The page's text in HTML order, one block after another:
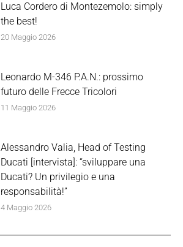
Luca Cordero di Montezemolo: simply
the best!
20 Maggio 2026
Leonardo M-346 P.A.N.: prossimo
futuro delle Frecce Tricolori
11 Maggio 2026
Alessandro Valia, Head of Testing
Ducati [intervista]: “sviluppare una
Ducati? Un privilegio e una
responsabilità!”
4 Maggio 2026